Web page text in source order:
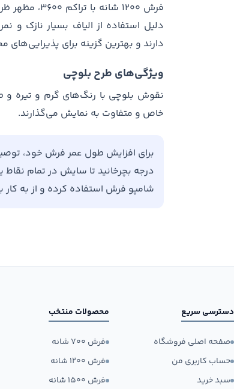
فرش ۱۲۰۰
دارند و بهترین گزینه برای
ویژگی‌های طرح بلوچی
نقوش بلوچی با رنگ‌های گرم و تیره
خاص و متفاوت به نمایش می‌گذارند.
درجه بچرخانید تا سایش در تمام نقاط
شامپو فرش استفاده کرده و از به
دسترسی سریع
صفحه اصلی فروشگاه
حساب کاربری من
سبد خرید
محصولات منتخب
فرش ۷۰۰ شانه
فرش ۱۲۰۰ شانه
فرش ۱۵۰۰ شانه